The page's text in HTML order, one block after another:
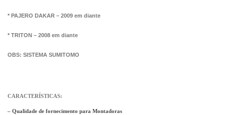
* PAJERO DAKAR – 2009 em diante
* TRITON – 2008 em diante
OBS: SISTEMA SUMITOMO
CARACTERÍSTICAS:
– Qualidade de fornecimento para Montadoras